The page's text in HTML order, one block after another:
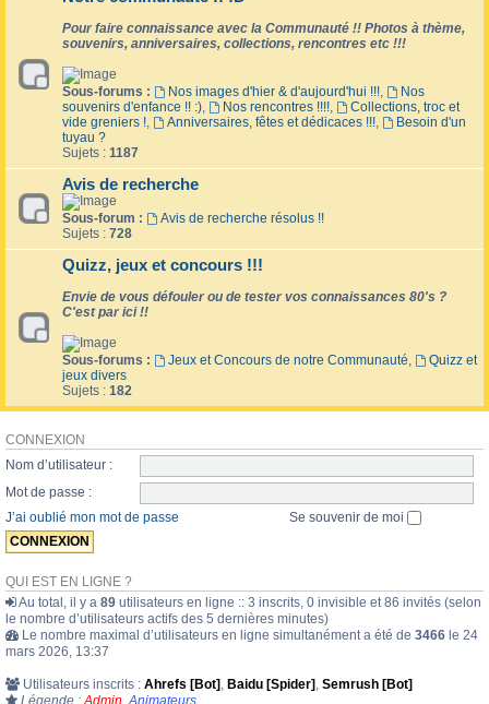
Pour faire connaissance avec la Communauté !! Photos à thème,
souvenirs, anniversaires, collections, rencontres etc !!!
Sous-forums : Nos images d'hier & d'aujourd'hui !!!,
Nos
souvenirs d'enfance !! :), Nos rencontres !!!!,
Collections, troc et
vide greniers !, Anniversaires, fêtes et dédicaces !!!,
Besoin d'un
tuyau ?
Sujets : 1187
Avis de recherche
Sous-forum :
Avis de recherche résolus !!
Sujets : 728
Quizz, jeux et concours !!!
Envie de vous défouler ou de tester vos connaissances 80's ?
C'est par ici !!
Sous-forums : Jeux et Concours de notre Communauté,
Quizz et
jeux divers
Sujets : 182
CONNEXION
Nom d’utilisateur :
Mot de passe :
J’ai oublié mon mot de passe
Se souvenir de moi
QUI EST EN LIGNE ?
Au total, il y a 89 utilisateurs en ligne :: 3 inscrits, 0 invisible et 86 invités (selon
le nombre d’utilisateurs actifs des 5 dernières minutes)
Le nombre maximal d’utilisateurs en ligne simultanément a été de 3466 le 24
mars 2026, 13:37
Utilisateurs inscrits : Ahrefs [Bot] , Baidu [Spider] , Semrush [Bot]
Légende : Admin Animateurs